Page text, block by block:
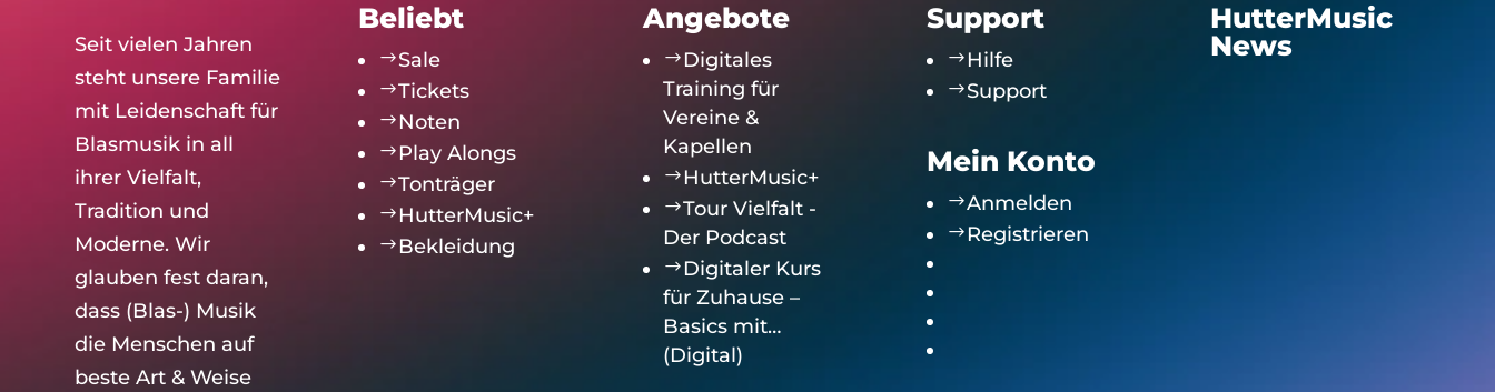
Seit vielen Jahren
steht unsere Familie
mit Leidenschaft für
Blasmusik in all
ihrer Vielfalt,
Tradition und
Moderne. Wir
glauben fest daran,
dass (Blas-) Musik
die Menschen auf
beste Art & Weise
Beliebt
$Sale
$Tickets
$ Noten
$ Play Alongs
$Tonträger
$ HutterMusic+
$Bekleidung
Angebote
$ Digitales
Training für
Vereine &
Kapellen
$HutterMusic+
$Tour Vielfalt -
Der Podcast
$ Digitaler Kurs
für Zuhause –
Basics mit…
(Digital)
Support
$Hilfe
$Support
Mein Konto
$Anmelden
$Registrieren
HutterMusic
News